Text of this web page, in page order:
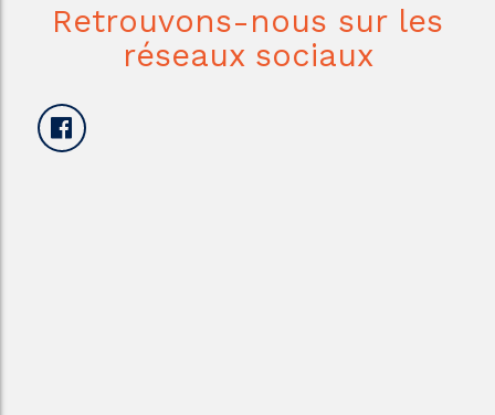
Retrouvons-nous sur les
réseaux sociaux